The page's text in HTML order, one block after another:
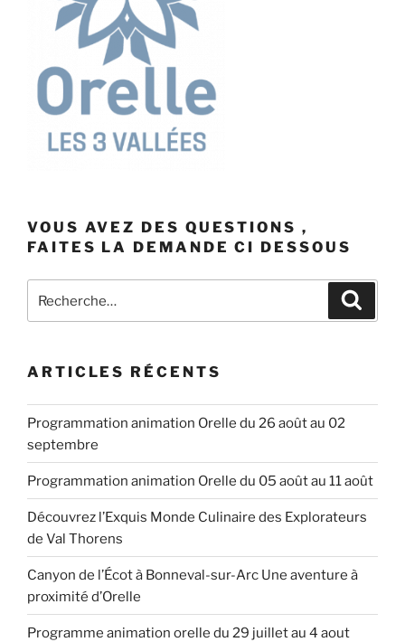
VOUS AVEZ DES QUESTIONS ,
FAITES LA DEMANDE CI DESSOUS
pour
ARTICLES RÉCENTS
Programmation animation Orelle du 26 août au 02
septembre
Programmation animation Orelle du 05 août au 11 août
Découvrez l’Exquis Monde Culinaire des Explorateurs
de Val Thorens
Canyon de l’Écot à Bonneval-sur-Arc Une aventure à
proximité d’Orelle
Programme animation orelle du 29 juillet au 4 aout